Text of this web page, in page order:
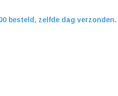
besteld, zelfde dag verzonden.